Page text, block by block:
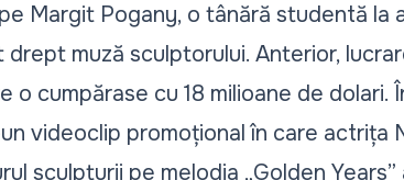
Margit Pogany, o tânără studentă la
drept muză sculptorului. Anterior,
o cumpărase cu 18 milioane de dolari.
videoclip promoțional în care actrița
sculpturii pe melodia „Golden